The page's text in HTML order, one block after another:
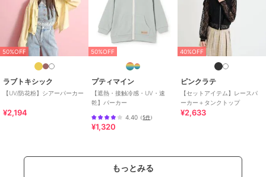
「わたしは焚き火でマシュマロ焼く！」と子供たちが嬉しそうにして
いる、
そんな光景が日常に溢れるようにしていきたい。
家族との特別な時間を当たり前に。
クリフメイヤーの「General Wear for FAMILY CAMP!!」にはそんな
想いが込められています。
>>無料ギフトサービスについての詳細はこちら
50%OFF
ラブトキシック
【UV/防花粉】シアーパーカー
¥2,194
50%OFF
プティマイン
【遮熱・接触冷感・UV・速
乾】パーカー
4.40 （5件）
¥1,320
40%OFF
ピンクラテ
【セットアイテム】レースパ
ーカー＋タンクトップ
¥2,633
もっとみる